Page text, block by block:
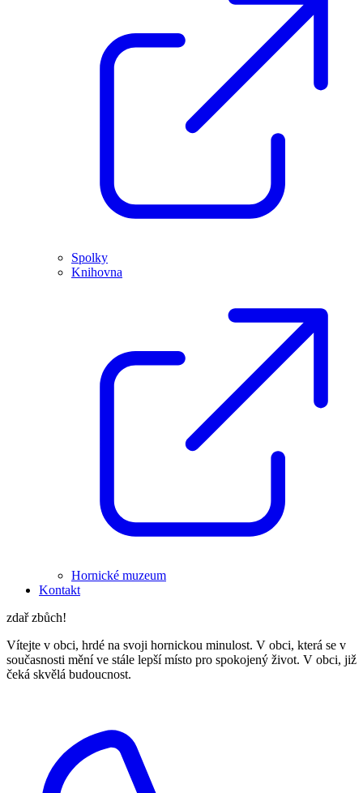
Spolky
Knihovna
Hornické muzeum
Kontakt
zdař zbůch!
Vítejte v obci, hrdé na svoji hornickou minulost. V obci, která se v
současnosti mění ve stále lepší místo pro spokojený život. V obci, již
čeká skvělá budoucnost.